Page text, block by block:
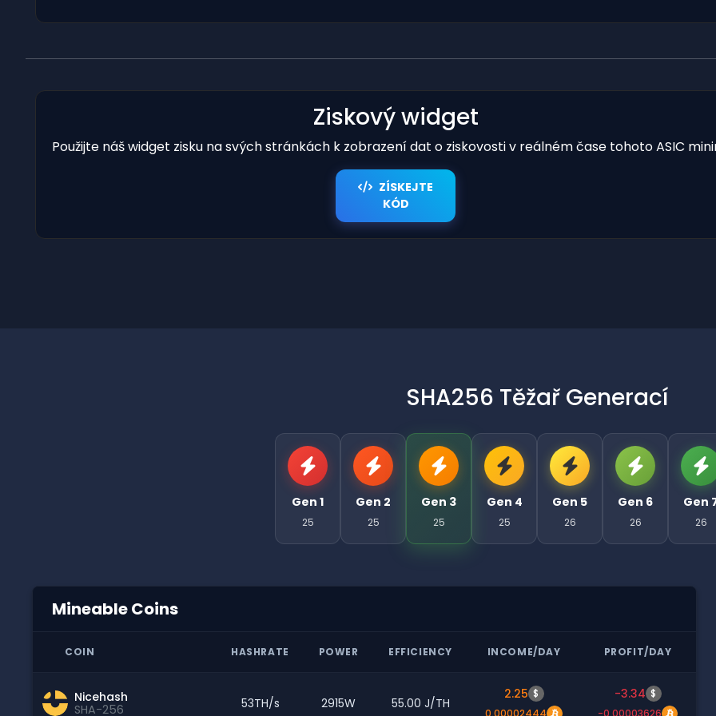
Ziskový widget
Použijte náš widget zisku na svých stránkách k zobrazení dat o ziskovosti v reálném čase tohoto ASIC
ZÍSKEJTE
KÓD
SHA256 Těžař Generací
Gen 1
25
Gen 2
25
Gen 3
25
Gen 4
25
Gen 5
26
Gen 6
26
Gen
26
Mineable Coins
COIN HASHRATE POWER EFFICIENCY INCOME/DAY PROFIT/DAY
Nicehash
SHA-256
53TH/s 2915W 55.00 J/TH
2.25 $
0.00002444
-3.34 $
-0.00003626